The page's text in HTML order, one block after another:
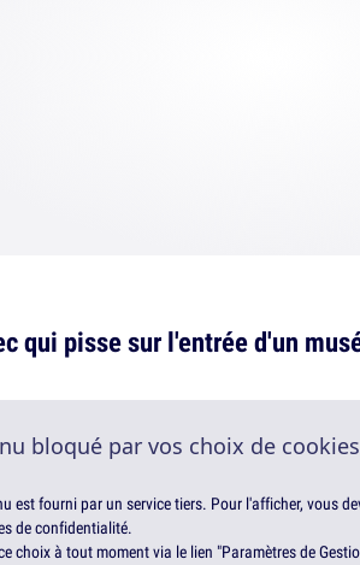
qui pisse sur l'entrée d'un
bloqué par vos choix de cookies
est fourni par un service tiers. Pour l'afficher, vous
de confidentialité.
choix à tout moment via le lien "Paramètres de